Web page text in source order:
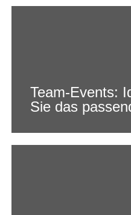
Team-Events:
Sie das